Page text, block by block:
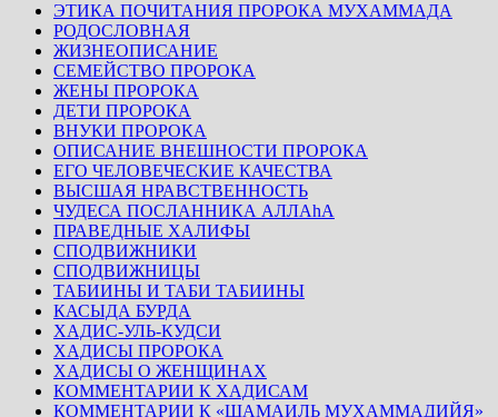
ЭТИКА ПОЧИТАНИЯ ПРОРОКА МУХАММАДА
РОДОСЛОВНАЯ
ЖИЗНЕОПИСАНИЕ
СЕМЕЙСТВО ПРОРОКА
ЖЕНЫ ПРОРОКА
ДЕТИ ПРОРОКА
ВНУКИ ПРОРОКА
ОПИСАНИЕ ВНЕШНОСТИ ПРОРОКА
ЕГО ЧЕЛОВЕЧЕСКИЕ КАЧЕСТВА
ВЫСШАЯ НРАВСТВЕННОСТЬ
ЧУДЕСА ПОСЛАННИКА АЛЛАhА
ПРАВЕДНЫЕ ХАЛИФЫ
СПОДВИЖНИКИ
СПОДВИЖНИЦЫ
ТАБИИНЫ И ТАБИ ТАБИИНЫ
КАСЫДА БУРДА
ХАДИС-УЛЬ-КУДСИ
ХАДИСЫ ПРОРОКА
ХАДИСЫ О ЖЕНЩИНАХ
КОММЕНТАРИИ К ХАДИСАМ
КОММЕНТАРИИ К «ШАМАИЛЬ МУХАММАДИЙЯ»